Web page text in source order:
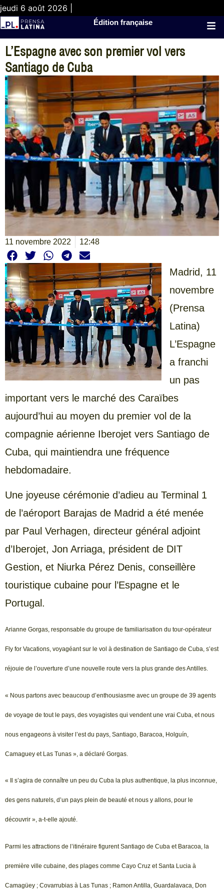
jeudi 6 août 2026 |
Édition française
L’Espagne avec son premier vol vers
Santiago de Cuba
11 novembre 2022 12:48
Madrid, 11
novembre
(Prensa
Latina)
L’Espagne
a franchi
un pas
important vers le marché des Caraïbes
aujourd’hui au moyen du premier vol de la
compagnie aérienne Iberojet vers Santiago de
Cuba, qui maintiendra une fréquence
hebdomadaire.
Une joyeuse cérémonie d’adieu au Terminal 1
de l’aéroport Barajas de Madrid a été menée
par Paul Verhagen, directeur général adjoint
d’Iberojet, Jon Arriaga, président de DIT
Gestion, et Niurka Pérez Denis, conseillère
touristique cubaine pour l’Espagne et le
Portugal.
Arianne Gorgas, responsable du groupe de familiarisation du tour-opérateur
Fly for Vacations, voyagéant sur le vol à destination de Santiago de Cuba, s’est
réjouie de l’ouverture d’une nouvelle route vers la plus grande des Antilles.
« Nous partons avec beaucoup d’enthousiasme avec un groupe de 39 agents
de voyage de tout le pays, des voyagistes qui vendent une vrai Cuba, et nous
nous engageons à visiter l’est du pays, Santiago, Baracoa, Holguín,
Camaguey et Las Tunas », a déclaré Gorgas.
« Il s’agira de connaître un peu du Cuba la plus authentique, la plus inconnue,
des gens naturels, d’un pays plein de beauté et nous y allons, pour le
découvrir », a-t-elle ajouté.
Parmi les attractions de l’itinéraire figurent Santiago de Cuba et Baracoa, la
première ville cubaine, des plages comme Cayo Cruz et Santa Lucia à
Camagüey ; Covarrubias à Las Tunas ; Ramon Antilla, Guardalavaca, Don